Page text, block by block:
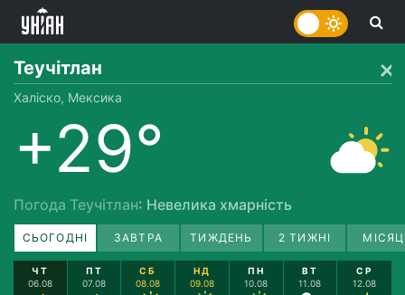
Теучітлан
Халіско, Мексика
+29°
Погода Теучітлан: Невелика хмарність
СЬОГОДНІ ЗАВТРА ТИЖДЕНЬ 2 ТИЖНІ
ЧТ
06.08
ПТ
07.08
СБ
08.08
НД
09.08
ПН
10.08
ВТ
11.08
СР
12.08